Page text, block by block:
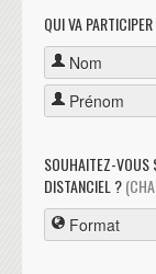
QUI VA
Nom
Prénom
SOUHAITEZ-VOUS
DISTANCIEL ?
Format